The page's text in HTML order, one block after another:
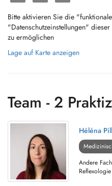
Bitte aktivieren Sie die
"Datenschutzeinstellungen"
zu ermöglichen
Lage auf Karte anzeigen
Team - 2
Héléna
Andere
Reflexologie